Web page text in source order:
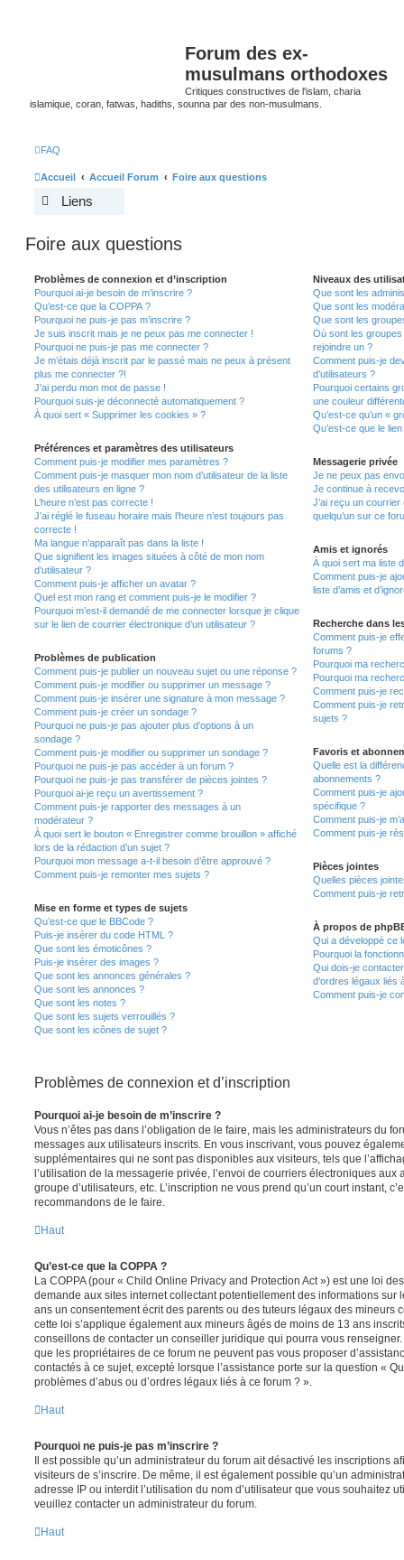
Forum des ex-
musulmans orthodoxes
Critiques constructives de l'islam, charia
islamique, coran, fatwas, hadiths, sounna par des non-musulmans.
FAQ
Accueil Accueil Forum Foire aux questions
Liens
Foire aux questions
Problèmes de connexion et d’inscription
Pourquoi ai-je besoin de m’inscrire ?
Qu’est-ce que la COPPA ?
Pourquoi ne puis-je pas m’inscrire ?
Je suis inscrit mais je ne peux pas me connecter !
Pourquoi ne puis-je pas me connecter ?
Je m’étais déjà inscrit par le passé mais ne peux à présent
plus me connecter ?!
J’ai perdu mon mot de passe !
Pourquoi suis-je déconnecté automatiquement ?
À quoi sert « Supprimer les cookies » ?
Préférences et paramètres des utilisateurs
Comment puis-je modifier mes paramètres ?
Comment puis-je masquer mon nom d’utilisateur de la liste
des utilisateurs en ligne ?
L’heure n’est pas correcte !
J’ai réglé le fuseau horaire mais l’heure n’est toujours pas
correcte !
Ma langue n’apparaît pas dans la liste !
Que signifient les images situées à côté de mon nom
d’utilisateur ?
Comment puis-je afficher un avatar ?
Quel est mon rang et comment puis-je le modifier ?
Pourquoi m’est-il demandé de me connecter lorsque je clique
sur le lien de courrier électronique d’un utilisateur ?
Problèmes de publication
Comment puis-je publier un nouveau sujet ou une réponse ?
Comment puis-je modifier ou supprimer un message ?
Comment puis-je insérer une signature à mon message ?
Comment puis-je créer un sondage ?
Pourquoi ne puis-je pas ajouter plus d’options à un
sondage ?
Comment puis-je modifier ou supprimer un sondage ?
Pourquoi ne puis-je pas accéder à un forum ?
Pourquoi ne puis-je pas transférer de pièces jointes ?
Pourquoi ai-je reçu un avertissement ?
Comment puis-je rapporter des messages à un
modérateur ?
À quoi sert le bouton « Enregistrer comme brouillon » affiché
lors de la rédaction d’un sujet ?
Pourquoi mon message a-t-il besoin d’être approuvé ?
Comment puis-je remonter mes sujets ?
Mise en forme et types de sujets
Qu’est-ce que le BBCode ?
Puis-je insérer du code HTML ?
Que sont les émoticônes ?
Puis-je insérer des images ?
Que sont les annonces générales ?
Que sont les annonces ?
Que sont les notes ?
Que sont les sujets verrouillés ?
Que sont les icônes de sujet ?
Niveaux des
Que sont les
Que sont les
Que sont les
Où sont les groupes
rejoindre un ?
Comment puis-je
d’utilisateurs ?
Pourquoi certains
une couleur
Qu’est-ce qu’un «
Qu’est-ce que le lien
Messagerie privée
Je ne peux pas
Je continue à
J’ai reçu un
quelqu’un sur ce
Amis et ignorés
À quoi sert ma liste
Comment puis-je
liste d’amis et
Recherche dans
Comment puis-je
forums ?
Pourquoi ma
Pourquoi ma
Comment puis-je
Comment puis-je
sujets ?
Favoris et
Quelle est la
abonnements ?
Comment puis-je
spécifique ?
Comment puis-je
Comment puis-je
Pièces jointes
Quelles pièces
Comment puis-je
À propos de
Qui a développé ce
Pourquoi la
Qui dois-je
d’ordres légaux liés
Comment puis-je
Problèmes de connexion et d’inscription
Pourquoi ai-je besoin de m’inscrire ?
Vous n’êtes pas dans l’obligation de le faire, mais les administrateurs du
messages aux utilisateurs inscrits. En vous inscrivant, vous pouvez
supplémentaires qui ne sont pas disponibles aux visiteurs, tels que
l’utilisation de la messagerie privée, l’envoi de courriers électroniques aux
groupe d’utilisateurs, etc. L’inscription ne vous prend qu’un court instant,
recommandons de le faire.
Haut
Qu’est-ce que la COPPA ?
La COPPA (pour « Child Online Privacy and Protection Act ») est une loi
demande aux sites internet collectant potentiellement des informations sur
ans un consentement écrit des parents ou des tuteurs légaux des mineurs
cette loi s’applique également aux mineurs âgés de moins de 13 ans
conseillons de contacter un conseiller juridique qui pourra vous
que les propriétaires de ce forum ne peuvent pas vous proposer
contactés à ce sujet, excepté lorsque l’assistance porte sur la question «
problèmes d’abus ou d’ordres légaux liés à ce forum ? ».
Haut
Pourquoi ne puis-je pas m’inscrire ?
Il est possible qu’un administrateur du forum ait désactivé les inscriptions
visiteurs de s’inscrire. De même, il est également possible qu’un
adresse IP ou interdit l’utilisation du nom d’utilisateur que vous souhaitez
veuillez contacter un administrateur du forum.
Haut